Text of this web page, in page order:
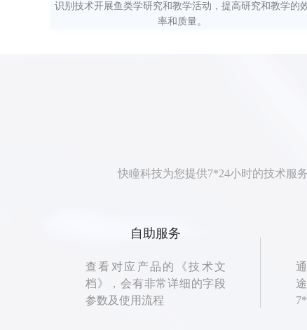
识别技术开展鱼类学研究和教学活动，提高研究和教学的
率和质量。
快瞳科技为您提供7*24小时的技术服
自助服务
查看对应产品的《技术文
档》，会有非常详细的字段
参数及使用流程